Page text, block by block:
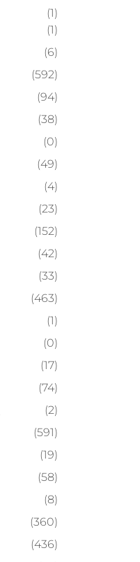
(1)
(1)
(6)
(592)
(94)
(38)
(0)
(49)
(4)
(23)
(152)
(42)
(33)
(463)
(1)
(0)
(17)
(74)
(2)
(591)
(19)
(58)
(8)
(360)
(436)